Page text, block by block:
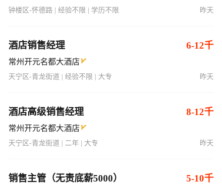
钟楼区-怀德路 | 经验不限 | 学历不限 昨天
酒店销售经理 6-12千
常州开元名都大酒店
天宁区-青龙街道 | 经验不限 | 大专 昨天
酒店高级销售经理 8-12千
常州开元名都大酒店
天宁区-青龙街道 | 二年 | 大专 昨天
销售主管（无责底薪5000） 5-10千